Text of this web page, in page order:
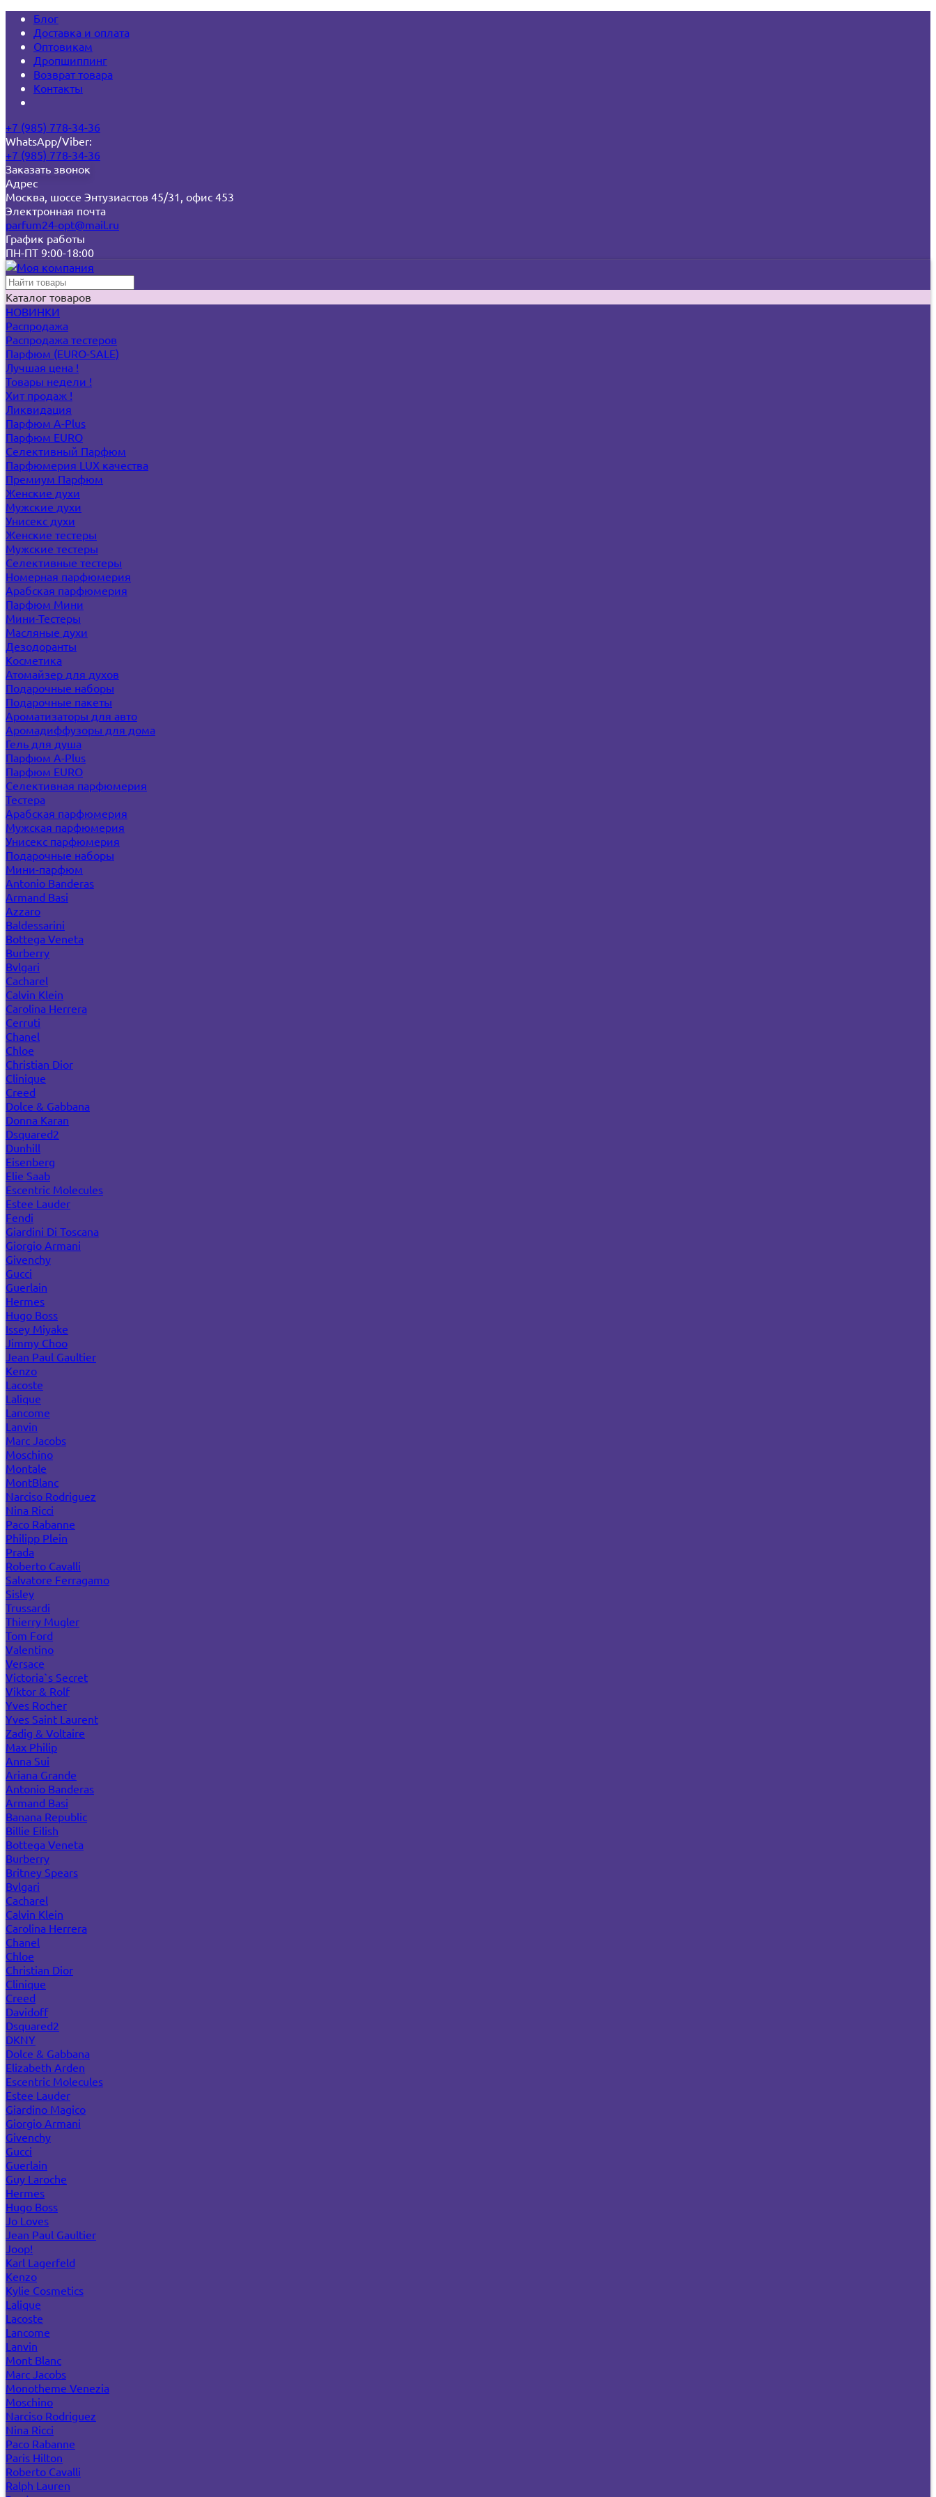
Блог
Доставка и оплата
Оптовикам
Дропшиппинг
Возврат товара
Контакты
+7 (985) 778-34-36
WhatsApp/Viber:
+7 (985) 778-34-36
Заказать звонок
Адрес
Москва, шоссе Энтузиастов 45/31, офис 453
Электронная почта
parfum24-opt@mail.ru
График работы
ПН-ПТ 9:00-18:00
Каталог товаров
НОВИНКИ
Распродажа
Распродажа тестеров
Парфюм (EURO-SALE)
Лучшая цена !
Товары недели !
Хит продаж !
Ликвидация
Парфюм A-Plus
Парфюм EURO
Селективный Парфюм
Парфюмерия LUX качества
Премиум Парфюм
Женские духи
Мужские духи
Унисекс духи
Женские тестеры
Мужские тестеры
Селективные тестеры
Номерная парфюмерия
Арабская парфюмерия
Парфюм Мини
Мини-Тестеры
Масляные духи
Дезодоранты
Косметика
Атомайзер для духов
Подарочные наборы
Подарочные пакеты
Ароматизаторы для авто
Аромадиффузоры для дома
Гель для душа
Парфюм A-Plus
Парфюм EURO
Селективная парфюмерия
Тестера
Арабская парфюмерия
Мужская парфюмерия
Унисекс парфюмерия
Подарочные наборы
Мини-парфюм
Antonio Banderas
Armand Basi
Azzaro
Baldessarini
Bottega Veneta
Burberry
Bvlgari
Cacharel
Calvin Klein
Carolina Herrera
Cerruti
Chanel
Chloe
Christian Dior
Clinique
Creed
Dolce & Gabbana
Donna Karan
Dsquared2
Dunhill
Eisenberg
Elie Saab
Escentric Molecules
Estee Lauder
Fendi
Giardini Di Toscana
Giorgio Armani
Givenchy
Gucci
Guerlain
Hermes
Hugo Boss
Issey Miyake
Jimmy Choo
Jean Paul Gaultier
Kenzo
Lacoste
Lalique
Lancome
Lanvin
Marc Jacobs
Moschino
Montale
MontBlanc
Narciso Rodriguez
Nina Ricci
Paco Rabanne
Philipp Plein
Prada
Roberto Cavalli
Salvatore Ferragamo
Sisley
Trussardi
Thierry Mugler
Tom Ford
Valentino
Versace
Victoria`s Secret
Viktor & Rolf
Yves Rocher
Yves Saint Laurent
Zadig & Voltaire
Max Philip
Anna Sui
Ariana Grande
Antonio Banderas
Armand Basi
Banana Republic
Billie Eilish
Bottega Veneta
Burberry
Britney Spears
Bvlgari
Cacharel
Calvin Klein
Carolina Herrera
Chanel
Chloe
Christian Dior
Clinique
Creed
Davidoff
Dsquared2
DKNY
Dolce & Gabbana
Elizabeth Arden
Escentric Molecules
Estee Lauder
Giardino Magico
Giorgio Armani
Givenchy
Gucci
Guerlain
Guy Laroche
Hermes
Hugo Boss
Jo Loves
Jean Paul Gaultier
Joop!
Karl Lagerfeld
Kenzo
Kylie Cosmetics
Lalique
Lacoste
Lancome
Lanvin
Mont Blanc
Marc Jacobs
Monotheme Venezia
Moschino
Narciso Rodriguez
Nina Ricci
Paco Rabanne
Paris Hilton
Roberto Cavalli
Ralph Lauren